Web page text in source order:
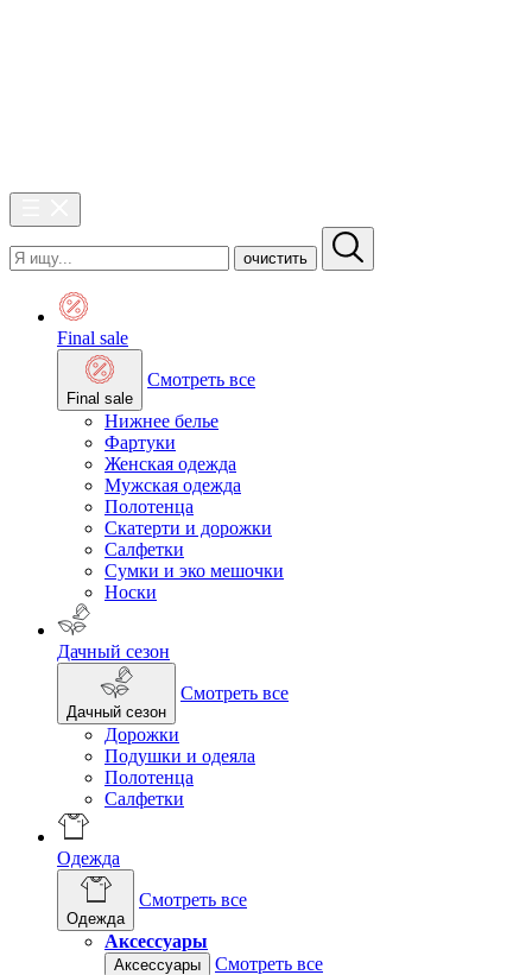
очистить
Final sale
Final sale
Смотреть все
Нижнее белье
Фартуки
Женская одежда
Мужская одежда
Полотенца
Скатерти и дорожки
Салфетки
Сумки и эко мешочки
Носки
Дачный сезон
Дачный сезон
Смотреть все
Дорожки
Подушки и одеяла
Полотенца
Салфетки
Одежда
Одежда
Смотреть все
Аксессуары
Аксессуары
Смотреть все